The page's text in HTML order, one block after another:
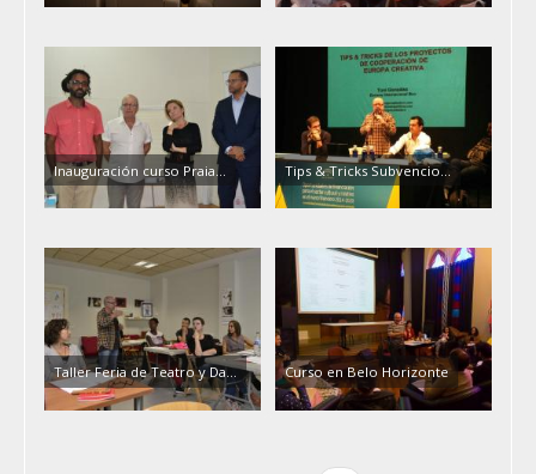
Inauguración curso Praia… Tips & Tricks Subvencio…
Taller Feria de Teatro y Da… Curso en Belo Horizonte